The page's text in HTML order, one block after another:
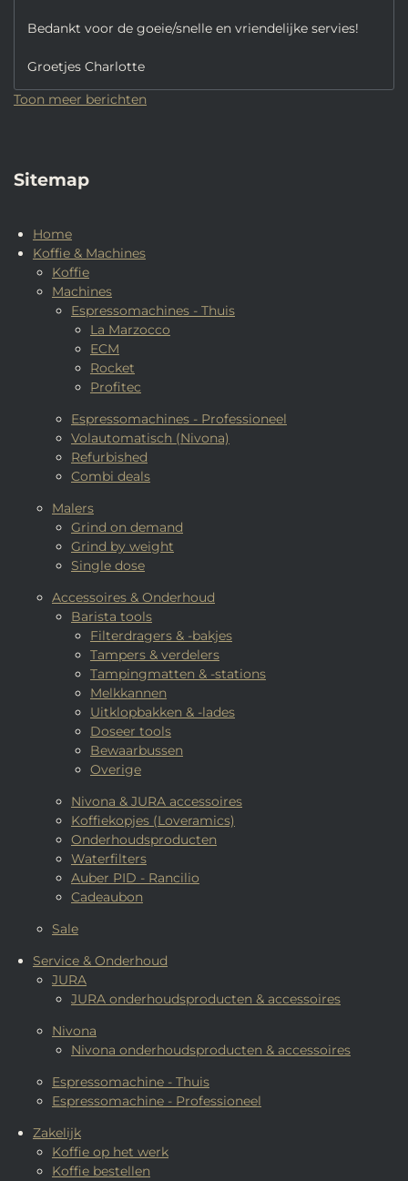
Bedankt voor de goeie/snelle en vriendelijke servies!
Groetjes Charlotte
Toon meer berichten
Sitemap
Home
Koffie & Machines
Koffie
Machines
Espressomachines - Thuis
La Marzocco
ECM
Rocket
Profitec
Espressomachines - Professioneel
Volautomatisch (Nivona)
Refurbished
Combi deals
Malers
Grind on demand
Grind by weight
Single dose
Accessoires & Onderhoud
Barista tools
Filterdragers & -bakjes
Tampers & verdelers
Tampingmatten & -stations
Melkkannen
Uitklopbakken & -lades
Doseer tools
Bewaarbussen
Overige
Nivona & JURA accessoires
Koffiekopjes (Loveramics)
Onderhoudsproducten
Waterfilters
Auber PID - Rancilio
Cadeaubon
Sale
Service & Onderhoud
JURA
JURA onderhoudsproducten & accessoires
Nivona
Nivona onderhoudsproducten & accessoires
Espressomachine - Thuis
Espressomachine - Professioneel
Zakelijk
Koffie op het werk
Koffie bestellen